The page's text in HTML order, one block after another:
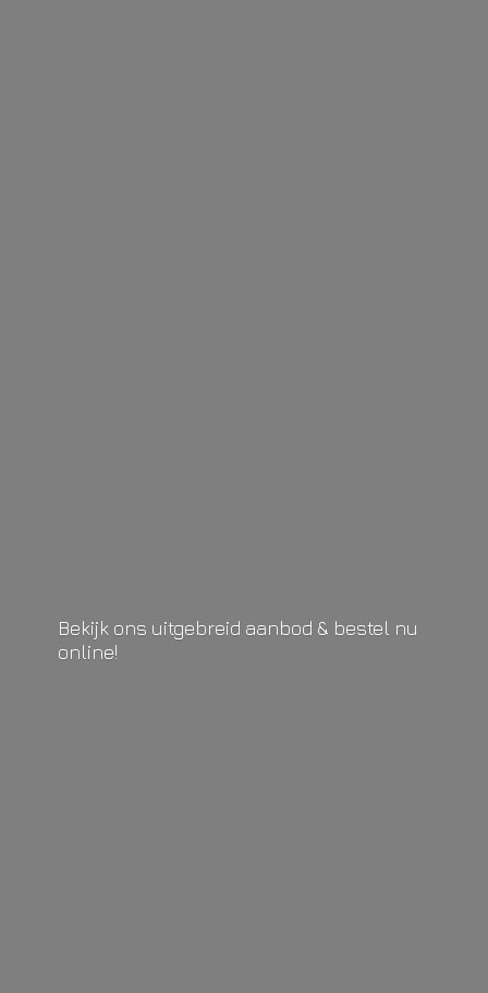
Bekijk ons uitgebreid aanbod & bestel nu
online!